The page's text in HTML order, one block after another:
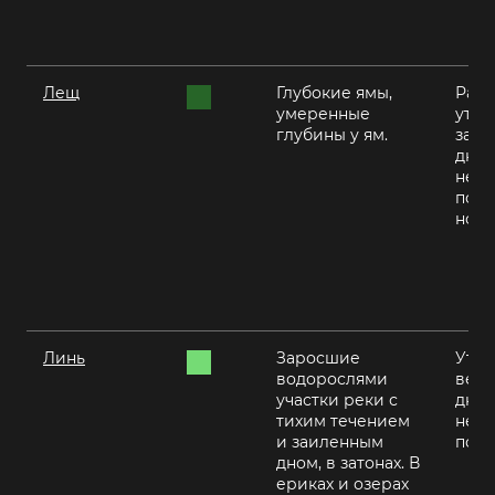
Лещ
Глубокие ямы,
умеренные
глубины у ям.
Линь
Заросшие
водорослями
участки реки с
тихим течением
и заиленным
дном, в затонах. В
ериках и озерах